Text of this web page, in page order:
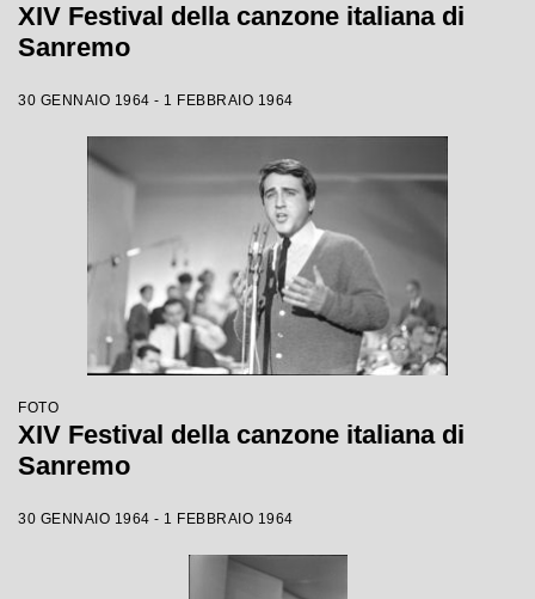
XIV Festival della canzone italiana di
Sanremo
30 GENNAIO 1964 - 1 FEBBRAIO 1964
FOTO
XIV Festival della canzone italiana di
Sanremo
30 GENNAIO 1964 - 1 FEBBRAIO 1964